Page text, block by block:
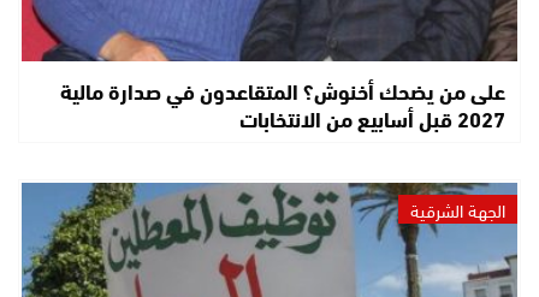
على من يضحك أخنوش؟ المتقاعدون في صدارة مالية
2027 قبل أسابيع من الانتخابات
الجهة الشرقية